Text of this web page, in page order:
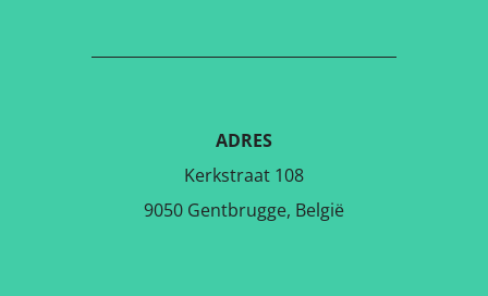
ADRES
Kerkstraat 108
9050 Gentbrugge, België